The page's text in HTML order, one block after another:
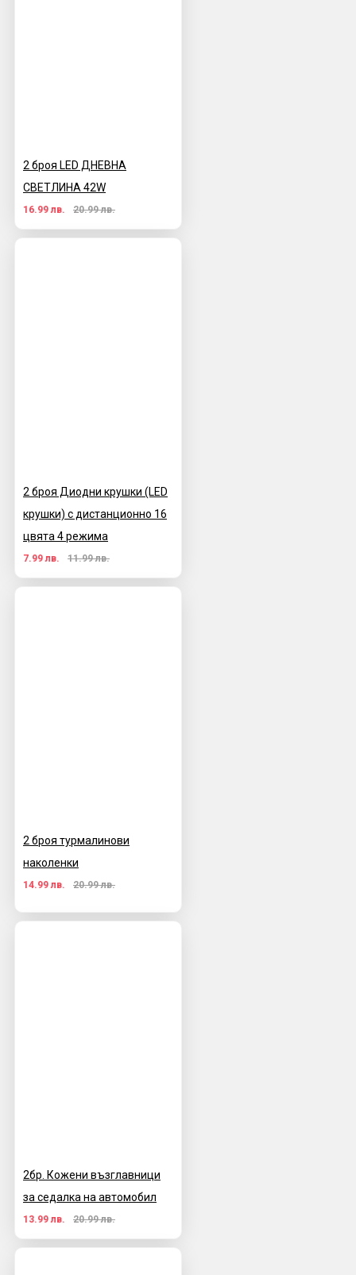
2 броя LED ДНЕВНА
СВЕТЛИНА 42W
16.99 лв. 20.99 лв.
2 броя Диодни крушки (LED
крушки) с дистанционно 16
цвята 4 режима
7.99 лв. 11.99 лв.
2 броя турмалинови
наколенки
14.99 лв. 20.99 лв.
2бр. Кожени възглавници
за седалка на автомобил
13.99 лв. 20.99 лв.